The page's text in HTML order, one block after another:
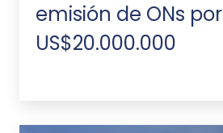
emisión de ONs por
US$20.000.000